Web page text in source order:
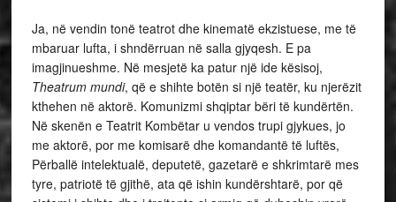
Ja, në vendin tonë teatrot dhe kinematë ekzistuese, me të
mbaruar lufta, i shndërruan në salla gjyqesh. E pa
imagjinueshme. Në mesjetë ka patur një ide kësisoj,
Theatrum mundi, që e shihte botën si një teatër, ku njerëzit
kthehen në aktorë. Komunizmi shqiptar bëri të kundërtën.
Në skenën e Teatrit Kombëtar u vendos trupi gjykues, jo
me aktorë, por me komisarë dhe komandantë të luftës,
Përballë intelektualë, deputetë, gazetarë e shkrimtarë mes
tyre, patriotë të gjithë, ata që ishin kundërshtarë, por që